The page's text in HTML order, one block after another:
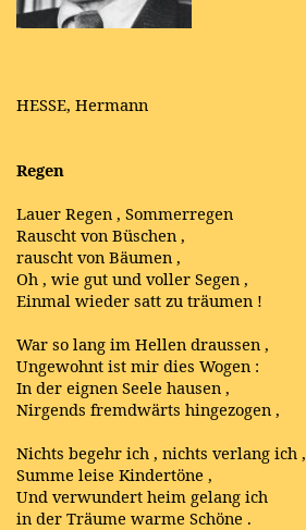
HESSE, Hermann
Regen
Lauer Regen , Sommerregen
Rauscht von Büschen ,
rauscht von Bäumen ,
Oh , wie gut und voller Segen ,
Einmal wieder satt zu träumen !
War so lang im Hellen draussen ,
Ungewohnt ist mir dies Wogen :
In der eignen Seele hausen ,
Nirgends fremdwärts hingezogen ,
Nichts begehr ich , nichts verlang ich ,
Summe leise Kindertöne ,
Und verwundert heim gelang ich
in der Träume warme Schöne .